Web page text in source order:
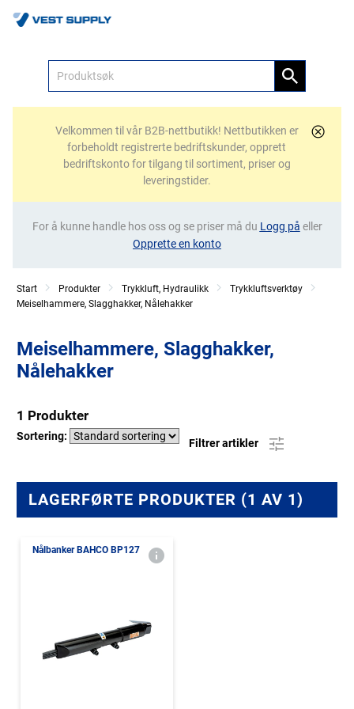
Velkommen til vår B2B-nettbutikk! Nettbutikken er
forbeholdt registrerte bedriftskunder, opprett
bedriftskonto for tilgang til sortiment, priser og
leveringstider.
For å kunne handle hos oss og se priser må du Logg på eller
Opprette en konto
Start Produkter Trykkluft, Hydraulikk
Trykkluftsverktøy
Meiselhammere, Slagghakker, Nålehakker
Meiselhammere, Slagghakker,
Nålehakker
1 Produkter
Sortering:
Filtrer artikler
LAGERFØRTE PRODUKTER (1 AV 1)
Nålbanker BAHCO BP127